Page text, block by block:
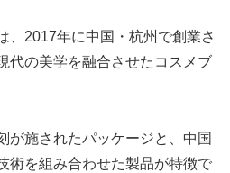
、2017年に中国・杭州で創業さ
代の美学を融合させたコスメブ
が施されたパッケージと、中国
術を組み合わせた製品が特徴で